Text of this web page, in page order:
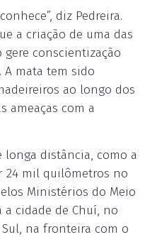
diz Pedreira.
a criação de uma das
conscientização
A mata tem sido
ao longo dos
ameaças com a
distância, como a
24 mil quilômetros no
Ministérios do Meio
a cidade de Chuí, no
na fronteira com o